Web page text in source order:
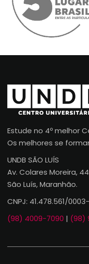
Estude no 4º melhor
Os melhores se
UNDB SÃO LUÍS
Av. Colares Moreira,
São Luís, Maranhão.
CNPJ: 41.478.561/
(98) 4009-7090 | (98)